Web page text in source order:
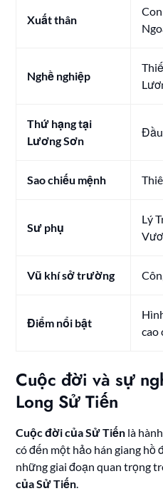
Xuất thân
Nghề nghiệp
Thứ hạng tại
Lương Sơn
Sao chiếu mệnh
Sư phụ
Lý
Vũ khí sở trường
Điểm nổi bật
cao
Cuộc đời và sự
Long Sử Tiến
Cuộc đời của Sử Tiến là
có đến một hảo hán giang hồ
những giai đoạn quan trọng
của Sử Tiến.